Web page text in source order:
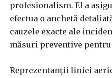
profesionalism. El a
efectua o anchetă
cauzele exacte ale
măsuri preventive
Reprezentanții liniei